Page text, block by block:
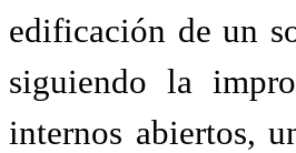
edificación de un
siguiendo la
internos abiertos,